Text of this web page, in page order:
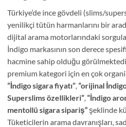
Türkiye’de ince gövdeli (slims/
yenilikçi tütün harmanlarını bir
dijital arama motorlarındaki
İndigo markasının son derece
hacmine sahip olduğu
premium kategori için en çok
“İndigo sigara fiyatı” “orijinal
Superslims özellikleri” “İndigo
mentollü sigara sipariş”şeklinde
Tüketicilerin arama davranışları,